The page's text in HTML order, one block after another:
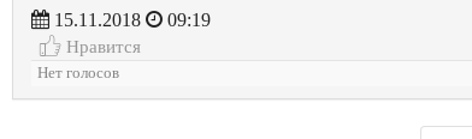
15.11.2018
09:19
Нравится
Нет голосов